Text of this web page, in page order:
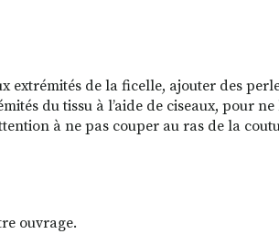
extrémités de la ficelle, ajouter des
du tissu à l’aide de ciseaux, pour
à ne pas couper au ras de la
ouvrage.